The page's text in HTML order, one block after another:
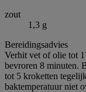
zout
1,3 g
Bereidingsadvies
Verhit vet of olie tot
bevroren 8 minuten.
tot 5 kroketten
baktemperatuur niet